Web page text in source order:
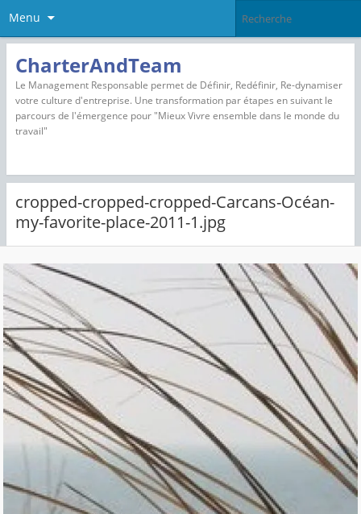
Menu
CharterAndTeam
Le Management Responsable permet de Définir, Redéfinir, Re-dynamiser
votre culture d'entreprise. Une transformation par étapes en suivant le
parcours de l'émergence pour "Mieux Vivre ensemble dans le monde du
travail"
cropped-cropped-cropped-Carcans-Océan-
my-favorite-place-2011-1.jpg